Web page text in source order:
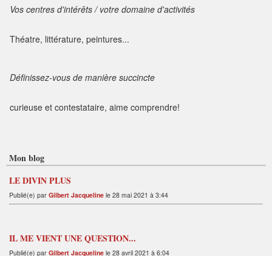
Vos centres d'intérêts / votre domaine d'activités
Théatre, littérature, peintures...
Définissez-vous de manière succincte
curieuse et contestataire, aime comprendre!
Mon blog
LE DIVIN PLUS
Publié(e) par Gilbert Jacqueline le 28 mai 2021 à 3:44
IL ME VIENT UNE QUESTION...
Publié(e) par Gilbert Jacqueline le 28 avril 2021 à 6:04